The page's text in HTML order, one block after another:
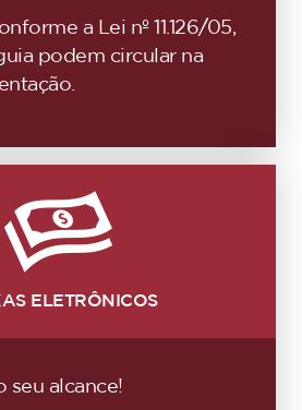
a Lei nº 11.126/05,
podem circular na
ELETRÔNICOS
seu alcance!